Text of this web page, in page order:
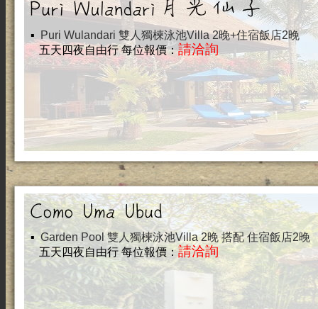
▪
Puri Wulandari 雙人獨楝泳池Villa 2晚+住宿飯店2晚
五天四夜自由行 每位報價：請洽詢
▪Garden Pool 雙人獨楝泳池Villa 2晚 搭配 住宿飯店2晚
五天四夜自由行 每位報價：請洽詢